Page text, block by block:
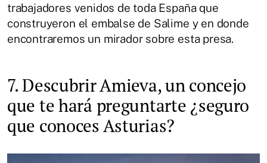
trabajadores venidos de toda España que
construyeron el embalse de Salime y en donde
encontraremos un mirador sobre esta presa.
7. Descubrir Amieva, un concejo
que te hará preguntarte ¿seguro
que conoces Asturias?